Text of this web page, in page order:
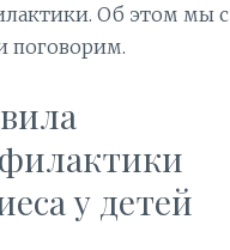
Об этом мы с
поговорим.
у детей